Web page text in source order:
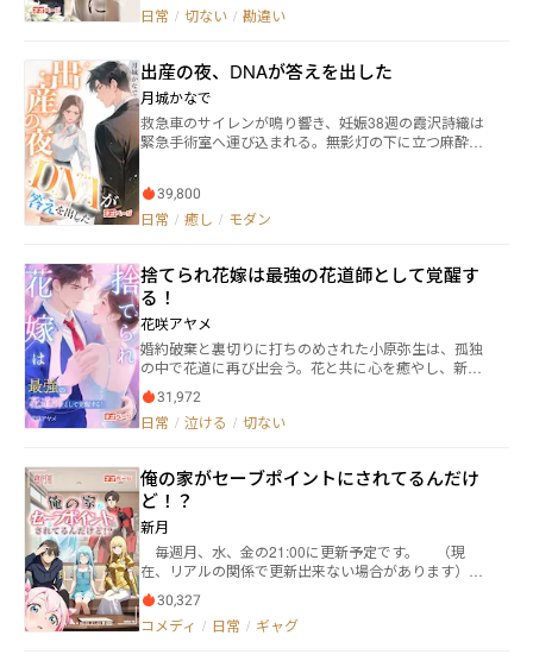
が選んでいく道は？ 秋斗（あきと） 大学生の頃、興
り厳しくした。本当に身体だけの割り切った関係しか
したくない。しかし、そう簡単に相手は見つからず大
学卒業、就職し、半年が経った。 そんなある日『初
めてをして欲しい』と連絡があり、興味半分で陽向
（ひなた）に会う。 こんな綺麗な子がゲイ？喜んで身
換する。その日を境に、毎日毎日なぜか陽向へ連絡を
してしまう自分に戸惑う。数回身体を重ねる関係が続
いた。もうさすがに陽向へのこの苦しくて、愛おしく
い。」と告げられる。 陽向（ひなた）は駅中の人気カ
フェで働いている２０歳。 物心ついた頃から男の子
しか好きになれない自分。本当にゲイなのか、男に抱
かれたいのか、思い切って出会い系アプリに登録す
る。 この人なら、割り切ってセックスだけしてくれそ
う、とAKITOに連絡をする。 ほとんど一目惚れだっ
た。 一夜限りだと諦めてた…そんな相手に関係を続
けたいと言われる。何度も身体を重ねるうちに好きな
気持ちがどんどん膨らんでくる。でも、相手は恋人が
好きな相手に身体だけと思われている辛さに耐えられ
なくなり「今日で会うのはおしまいにしたい。最後に
抱いて欲しい。」と告げる。
日常 / 切ない / 勘違い
出産の夜、DNAが答えを出した
月城かなで
救急車のサイレンが鳴り響き、妊娠38週の霞沢詩織は
緊急手術室へ運び込まれる。無影灯の下に立つ麻酔科
代、ふたりはオンラインゲームをきっかけに恋に落ち
た。だが名門・篠宮家と普通の看護学生という身分
が差し出した分厚い封筒は、詩織の父の会社の失墜と
篠宮側の影をほのめかしていた。家族を守るため、詩
織は別れを選ぶ。妊娠を知ったのちは、母と姉に支え
られ「ひとりで産む」決意を固めるが、診療所に出入
りする若い医師・桐生翔悟の温かな気遣いが、孤独の
中の心をそっと揺らしていく。 一方、蓮真は産科健診
の折に赤子の爪の欠片を密かに採取し、DNA報告は父
子関係を確定させる。彼は「科学は嘘をつかない」と
して一歩ずつ詩織に迫る。親権の争い、両家の思惑、
だで、ついに選択を迫られる。
39,800
日常 / 癒し / モダン
捨てられ花嫁は最強の花道師として覚醒す
る！
花咲アヤメ
婚約破棄と裏切りに打ちのめされた小原弥生は、孤独
の中で花道に再び出会う。花と共に心を癒やし、新た
な人生を歩み始めた彼女の前に現れたのは、冷徹だが
優しさを秘めた御門司。過去の傷に怯えながらも、彼
女は運命の歯車に巻き込まれ、再生と恋の物語が静か
31,972
日常 / 泣ける / 切ない
俺の家がセーブポイントにされてるんだけ
ど！？
新月
毎週月、水、金の21:00に更新予定です。 （現
在、リアルの関係で更新出来ない場合があります）
「あなたの家、セーブポイントにさせて貰うから！」
「はっ？」 ある日、女神が我が家に現れ、目の前に
セーブポイントを設置した。 その日以来、我が家の
30,327
コメディ / 日常 / ギャグ